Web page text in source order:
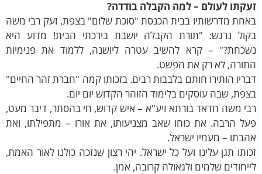
לעולם – למה הקבלה בודדה?
מדרשותיו בבית הכנסת "סוכת שלום" בצפת, זעק רבי משה
נרגש: "תורת הקבלה יושבת בירכתי הבית! מדוע היא
– קרא להשיב עטרה ליושנה, ללמוד את פנימיות
לא רק את הפשט.
הותירו חותם בלבבות רבים. בזכותו קמה "חברת זהר החיים"
שבה עוסקים בלימוד הזוהר הקדוש יום יום.
משה חדאד בורתא זיע"א – איש קדוש, חי בהסתר, דיבר מעט,
הרבה. את כוחו שאב מצניעותו, את אורו – מתפילתו, ואת
– מעמיו ישראל.
תגן עלינו ועל כל ישראל. יהי רצון שנזכה כולנו לאור האמת,
שלמים ולגאולה קרובה, אמן.